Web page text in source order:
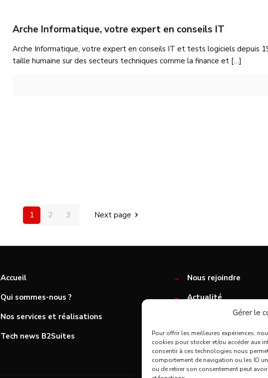
Gérer le
Pour offrir les meilleures expériences,
cookies pour stocker et/ou accéder aux
consentir à ces technologies nous
comportement de navigation ou les ID
ou de retirer son consentement peut
Arche Informatique, votre expert en conseils IT
Arche Informatique, votre expert en conseils IT et tests logiciels depuis
taille humaine sur des secteurs techniques comme la finance et […]
1 2 3 Next page
Accueil
Qui sommes-nous ?
Nos services et réalisations
Tech news B2Suites
→
Nous rejoindre
→
Actualité